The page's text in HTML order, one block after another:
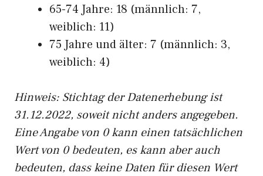
65-74 Jahre: 18 (männlich: 7,
weiblich: 11)
75 Jahre und älter: 7 (männlich: 3,
weiblich: 4)
Hinweis: Stichtag der Datenerhebung ist
31.12.2022, soweit nicht anders angegeben.
Eine Angabe von 0 kann einen tatsächlichen
Wert von 0 bedeuten, es kann aber auch
bedeuten, dass keine Daten für diesen Wert